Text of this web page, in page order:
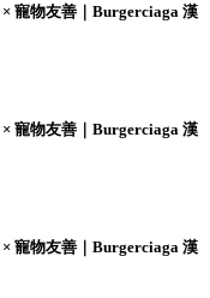
寵物友善｜Burgerciaga 漢
寵物友善｜Burgerciaga 漢
寵物友善｜Burgerciaga 漢